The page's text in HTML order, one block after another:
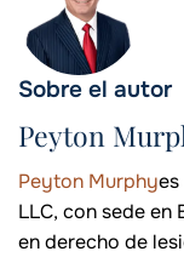
Sobre el autor
Peyton
Peyton Murphy
LLC, con sede en
en derecho de